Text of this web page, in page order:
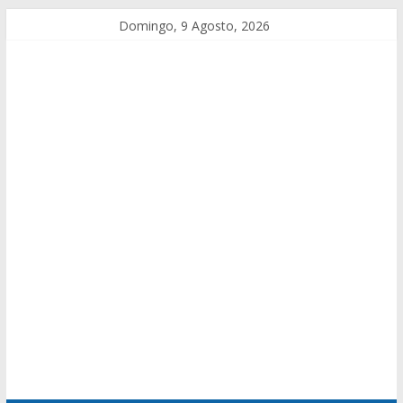
Domingo, 9 Agosto, 2026